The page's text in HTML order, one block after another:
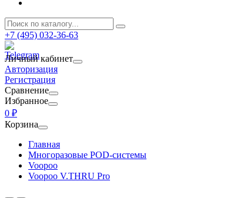
+7 (495) 032-36-63
Личный кабинет
Авторизация
Регистрация
Сравнение
Избранное
0 ₽
Корзина
Главная
Многоразовые POD-системы
Voopoo
Voopoo V.THRU Pro